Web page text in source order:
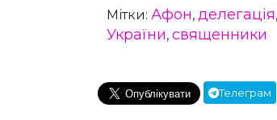
Мітки: Афон, делегація,
України, священники
Телеграм